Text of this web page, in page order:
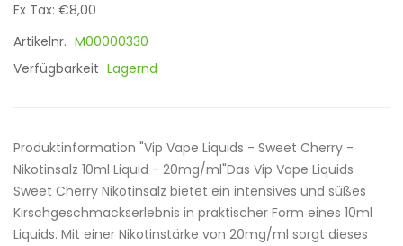
Ex Tax: €8,00
Artikelnr. M00000330
Verfügbarkeit Lagernd
Produktinformation "Vip Vape Liquids - Sweet Cherry -
Nikotinsalz 10ml Liquid - 20mg/ml"Das Vip Vape Liquids
Sweet Cherry Nikotinsalz bietet ein intensives und süßes
Kirschgeschmackserlebnis in praktischer Form eines 10ml
Liquids. Mit einer Nikotinstärke von 20mg/ml sorgt dieses